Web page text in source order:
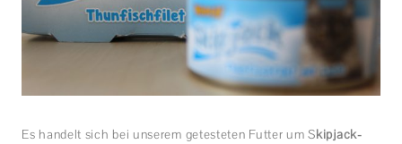
Es handelt sich bei unserem getesteten Futter um Skipjack-